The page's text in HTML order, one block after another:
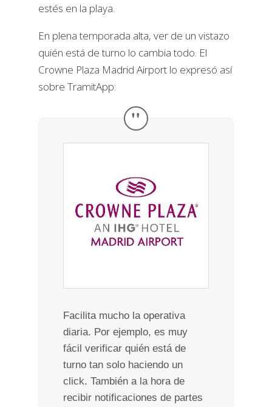
estés en la playa.
En plena temporada alta, ver de un vistazo
quién está de turno lo cambia todo. El
Crowne Plaza Madrid Airport lo expresó así
sobre TramitApp:
"
Facilita mucho la operativa
diaria. Por ejemplo, es muy
fácil verificar quién está de
turno tan solo haciendo un
click. También a la hora de
recibir notificaciones de partes